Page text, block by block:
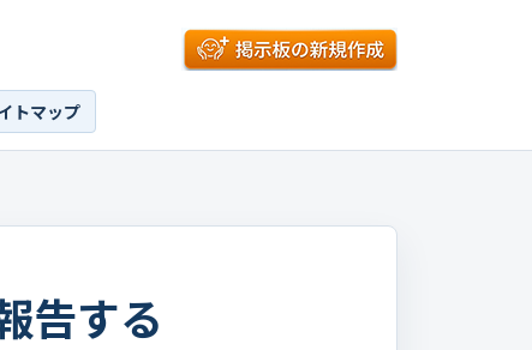
トマップ
告する